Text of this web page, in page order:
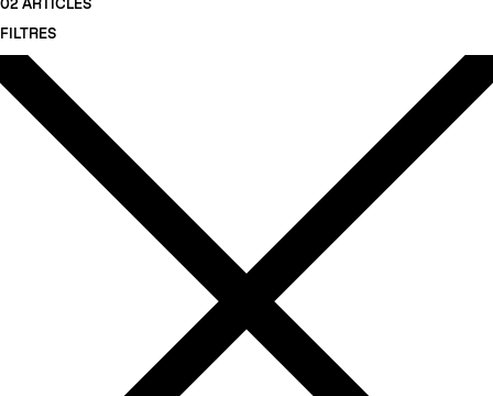
02 ARTICLES
FILTRES